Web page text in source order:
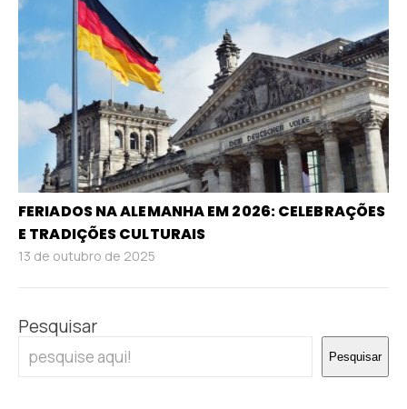
FERIADOS NA ALEMANHA EM 2026: CELEBRAÇÕES
E TRADIÇÕES CULTURAIS
13 de outubro de 2025
Pesquisar
Pesquisar